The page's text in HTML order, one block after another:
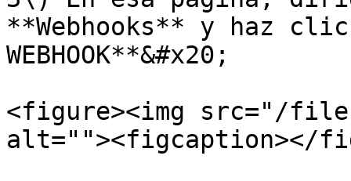
**Webhooks** y haz
WEBHOOK**&#x20;
<figure><img src="/files/
alt=""><figcaption></